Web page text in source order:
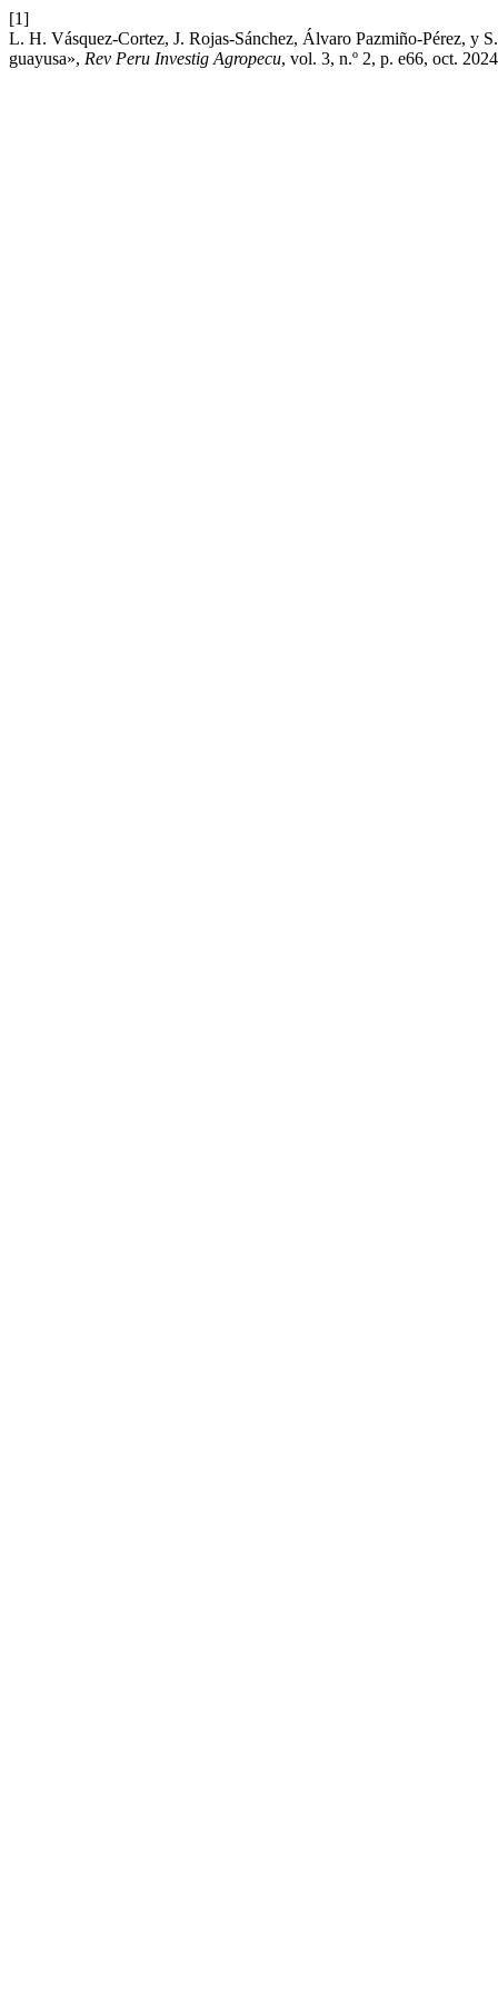
[1]
L. H. Vásquez-Cortez, J. Rojas-Sánchez, Álvaro Pazmiño-Pérez, y
guayusa», Rev Peru Investig Agropecu, vol. 3, n.º 2, p. e66, oct.